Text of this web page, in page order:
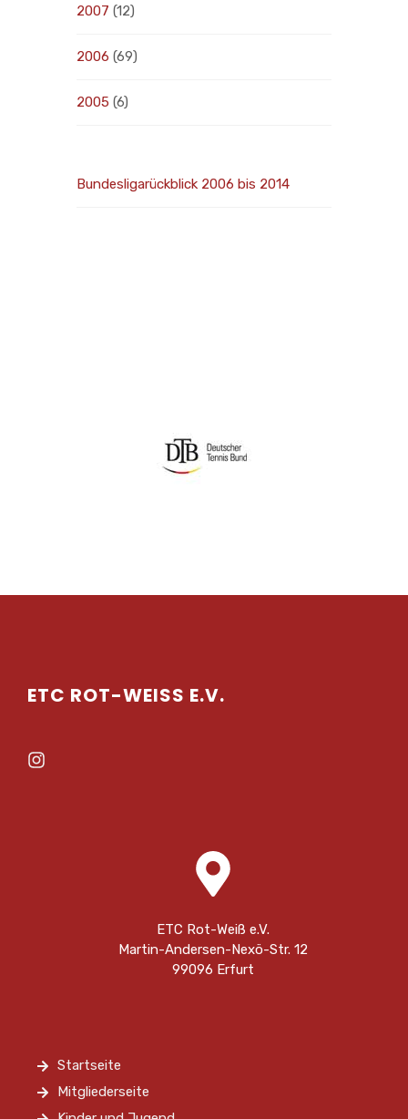
2007 (12)
2006 (69)
2005 (6)
Bundesligarückblick 2006 bis 2014
ETC ROT-WEISS E.V.
ETC Rot-Weiß e.V.
Martin-Andersen-Nexö-Str. 12
99096 Erfurt
Startseite
Mitgliederseite